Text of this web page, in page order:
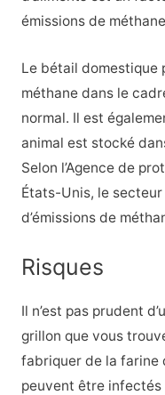
émissions de
Le bétail domestique
méthane dans le
normal. Il est
animal est stocké
Selon l’Agence de
États-Unis, le
d’émissions de
Risques
Il n’est pas prudent
grillon que vous
fabriquer de la farine
peuvent être